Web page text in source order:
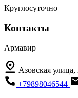
Круглосуточно
Контакты
Армавир
Азовская
+79898046544